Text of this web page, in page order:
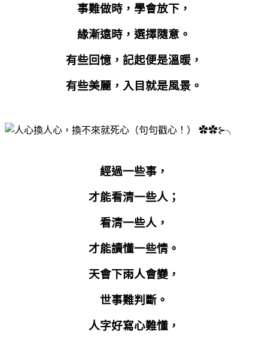
事難做時，學會放下，
緣漸遠時，選擇隨意。
有些回憶，記起便是溫暖，
有些美麗，入目就是風景。
經過一些事，
才能看清一些人；
看清一些人，
才能讀懂一些情。
天會下雨人會變，
世事難判斷。
人字好寫心難懂，